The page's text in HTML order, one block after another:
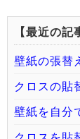
【最近の記
壁紙の張替
クロスの貼
壁紙を自分